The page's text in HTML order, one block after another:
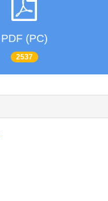
PDF (PC)
2537